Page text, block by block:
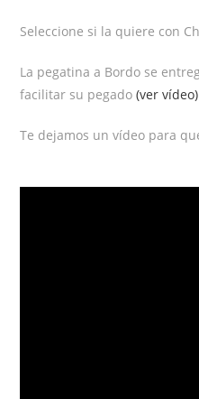
Seleccione si la quiere con
La pegatina a Bordo se
facilitar su pegado(ver vídeo)
Te dejamos un vídeo para